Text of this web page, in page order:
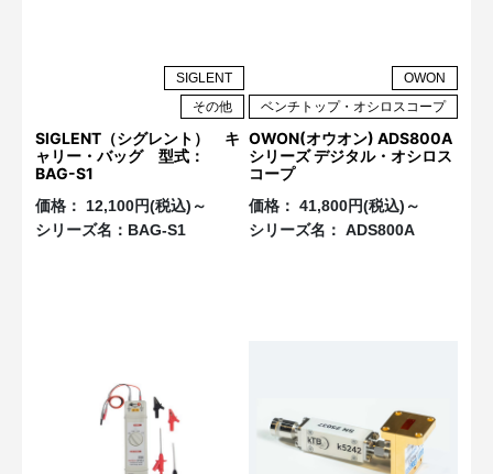
SIGLENT
その他
SIGLENT（シグレント） キ
ャリー・バッグ 型式：
BAG-S1
価格：
12,100円(税込)～
シリーズ名： BAG-S1
OWON
ベンチトップ・オシロスコープ
OWON(オウオン) ADS800A
シリーズ デジタル・オシロス
コープ
価格： 41,800円(税込)～
シリーズ名： ADS800A